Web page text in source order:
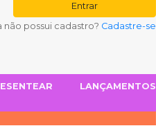
Entrar
não possui cadastro? Cadastre-se
LANÇAMENTOS